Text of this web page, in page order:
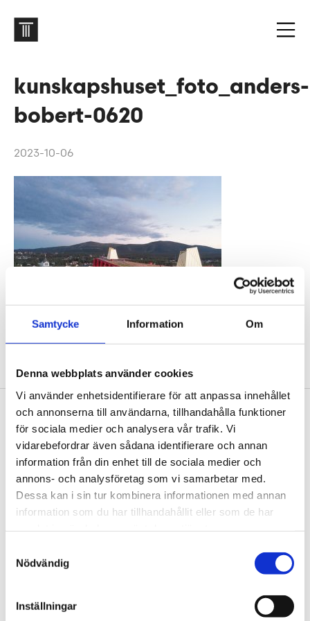
Samtycke Information Om
Denna webbplats använder cookies
Vi använder enhetsidentifierare för att anpassa innehållet
och annonserna till användarna, tillhandahålla funktioner
för sociala medier och analysera vår trafik. Vi
vidarebefordrar även sådana identifierare och annan
information från din enhet till de sociala medier och
annons- och analysföretag som vi samarbetar med.
Dessa kan i sin tur kombinera informationen med annan
information som du har tillhandahållit eller som de har
Nödvändig
Inställningar
kunskapshuset_foto_anders-
bobert-0620
2023-10-06
Footer
Contact us
Welcome to Tengbom! Whatever your question or
enquiry, we look forward to hearing from you.
We are Tengbom
that strenghtens our clients as well as our society.
Work with us